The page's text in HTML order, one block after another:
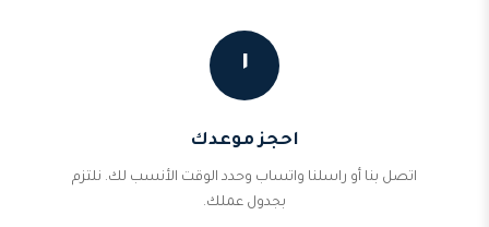
١
احجز موعدك
اتصل بنا أو راسلنا واتساب وحدد الوقت الأنسب لك. نلتزم
بجدول عملك.